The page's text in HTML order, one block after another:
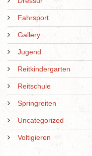
Fahrsport
Gallery
Jugend
Reitkindergarten
Reitschule
Springreiten
Uncategorized
Voltigieren